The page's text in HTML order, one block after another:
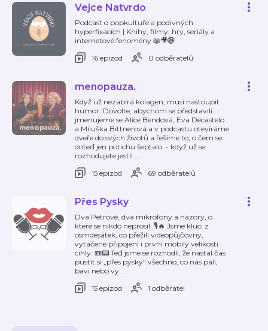
Vejce Natvrdo
Podcast o popkultuře a podivných
hyperfixacích | Knihy, filmy, hry, seriály a
internetové fenomény 📖🎥🌐
16 epizod
0 odběratelů
menopauza.
Když už nezabírá kolagen, musí nastoupit
humor. Dovolte, abychom se představili:
jmenujeme se Alice Bendová, Eva Decastelo
a Miluška Bittnerová a v podcastu otevíráme
dveře do svých životů a řešíme to, o čem se
doteď jen potichu šeptalo: - když už se
rozhodujete jestli …
15 epizod
69 odběratelů
Přes Pysky
Dva Petrové, dva mikrofony a názory, o
které se nikdo neprosil. 🎙️🔥 Jsme kluci z
osmdesátek, co přežili videopůjčovny,
vytáčené připojení i první mobily velikosti
cihly. 📼📟 Teď jsme se rozhodli, že nastal čas
pustit si „přes pysky“ všechno, co nás pálí,
baví nebo vy…
15 epizod
1 odběratel